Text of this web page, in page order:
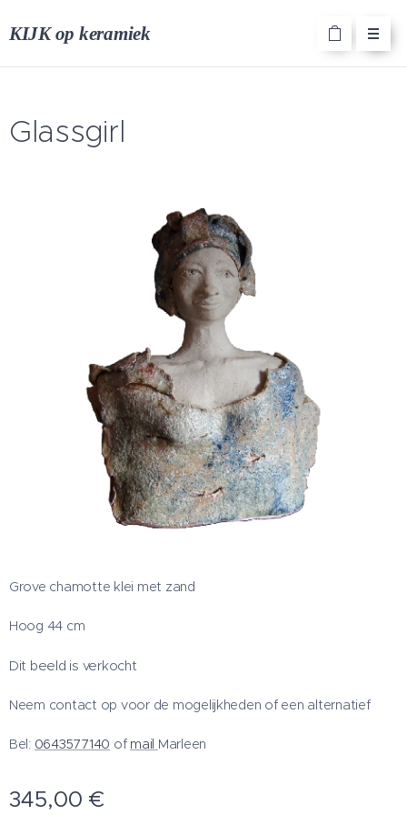
KIJK op keramiek
Glassgirl
Grove chamotte klei met zand
Hoog 44 cm
Dit beeld is verkocht
Neem contact op voor de mogelijkheden of een alternatief
Bel: 0643577140 of mail Marleen
345,00 €